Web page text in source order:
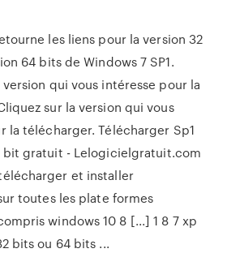
les liens pour la version 32
64 bits de Windows 7 SP1.
qui vous intéresse pour la
sur la version qui vous
la télécharger. Télécharger Sp1
bit gratuit - Lelogicielgratuit.com
et installer
toutes les plate formes
windows 10 8 [...] 1 8 7 xp
bits ou 64 bits ...